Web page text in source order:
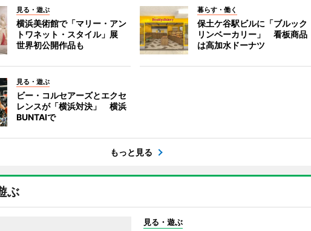
見る・遊ぶ
横浜美術館で「マリー・アン
トワネット・スタイル」展
世界初公開作品も
暮らす・働く
保土ケ谷駅ビルに「ブルック
リンベーカリー」 看板商品
は高加水ドーナツ
見る・遊ぶ
ビー・コルセアーズとエクセ
レンスが「横浜対決」 横浜
BUNTAIで
もっと見る
ぶ
見る・遊ぶ